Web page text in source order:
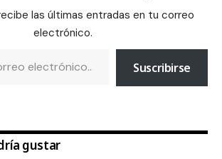
las últimas entradas en tu correo
electrónico.
Suscribirse
gustar